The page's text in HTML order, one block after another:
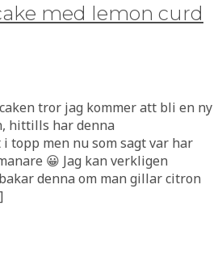
med lemon curd
tror jag kommer att bli en ny
hittills har denna
topp men nu som sagt var har
😀 Jag kan verkligen
denna om man gillar citron